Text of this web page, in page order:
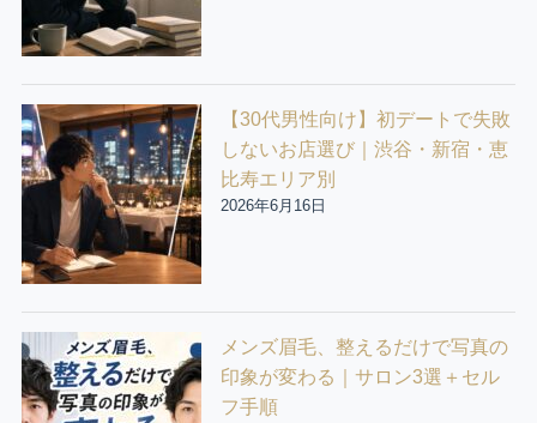
【30代男性向け】初デートで失敗
しないお店選び｜渋谷・新宿・恵
比寿エリア別
2026年6月16日
メンズ眉毛、整えるだけで写真の
印象が変わる｜サロン3選＋セル
フ手順